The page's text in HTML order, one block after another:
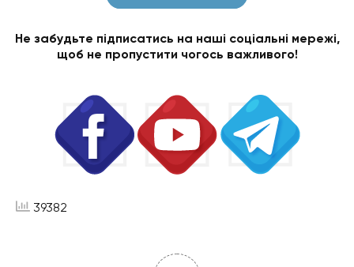
Не забудьте підписатись на наші соціальні мережі,
щоб не пропустити чогось важливого!
39382